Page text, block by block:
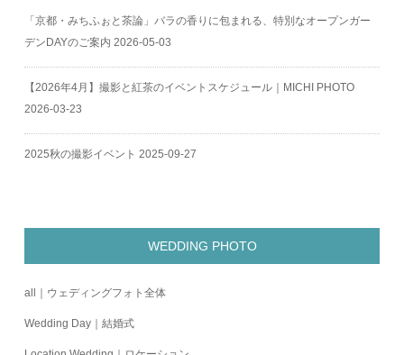
「京都・みちふぉと茶論」バラの香りに包まれる、特別なオープンガー
デンDAYのご案内 2026-05-03
【2026年4月】撮影と紅茶のイベントスケジュール｜MICHI PHOTO
2026-03-23
2025秋の撮影イベント 2025-09-27
WEDDING PHOTO
all｜ウェディングフォト全体
Wedding Day｜結婚式